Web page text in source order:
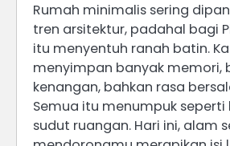
Rumah minimalis sering
tren arsitektur, padahal bagi
itu menyentuh ranah batin.
menyimpan banyak memori,
kenangan, bahkan rasa
Semua itu menumpuk
sudut ruangan. Hari ini, alam